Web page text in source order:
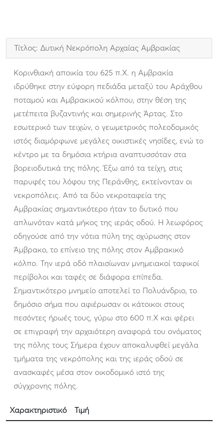
Τίτλος: Δυτική Νεκρόπολη Αρχαίας Αμβρακίας
Κορινθιακή αποικία του 625 π.Χ. η Αμβρακία
ιδρύθηκε στην εύφορη πεδιάδα μεταξύ του Αράχθου
ποταμού και Αμβρακικού κόλπου, στην θέση της
μετέπειτα βυζαντινής και σημερινής Άρτας. Στο
εσωτερικό των τειχών, ο γεωμετρικός πολεοδομικός
ιστός διαμόρφωνε μεγάλες οικιστικές νησίδες, ενώ το
κέντρο με τα δημόσια κτήρια αναπτυσσόταν στα
βορειοδυτικά της πόλης. Έξω από τα τείχη, στις
παρυφές του λόφου της Περάνθης, εκτείνονταν οι
νεκροπόλεις. Από τα δύο νεκροταφεία της
Αμβρακίας σημαντικότερο ήταν το δυτικό που
απλωνόταν κατά μήκος της ιεράς οδού. Η λεωφόρος
οδηγούσε από την νότια πύλη της οχύρωσης στον
Άμβρακο, το επίνειο της πόλης στον Αμβρακικό
κόλπο. Την ιερά οδό πλαισίωναν μνημειακοί ταφικοί
περίβολοι και ταφές σε διάφορα επίπεδα.
Σημαντικότερο μνημείο αποτελεί το Πολυάνδριο, το
δημόσιο σήμα που αφιέρωσαν οι κάτοικοι στους
πεσόντες ήρωές τους, γύρω στο 600 π.Χ και φέρει
σε επιγραφή την αρχαιότερη αναφορά του ονόματος
της πόλης τους Σήμερα έχουν αποκαλυφθεί μεγάλα
τμήματα της νεκρόπολης και της ιεράς οδού σε
ανασκαφές μέσα στον οικοδομικό ιστό της
σύγχρονης πόλης.
Χαρακτηριστικό Τιμή